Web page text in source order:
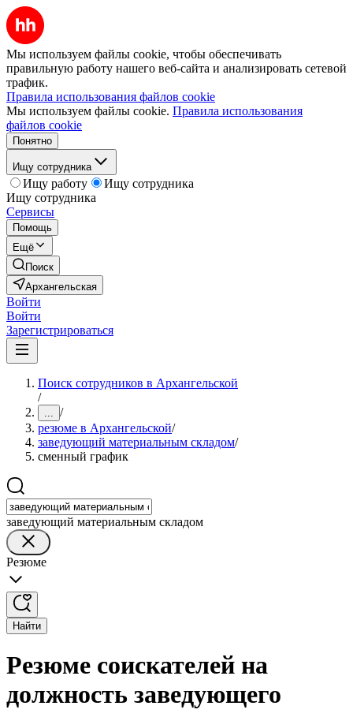
Мы используем файлы cookie, чтобы обеспечивать
правильную работу нашего веб-сайта и анализировать сетевой
трафик.
Правила использования файлов cookie
Мы используем файлы cookie. Правила использования
файлов cookie
Понятно
Ищу сотрудника
Ищу работу
Ищу сотрудника
Ищу сотрудника
Сервисы
Помощь
Ещё
Поиск
Архангельская
Войти
Войти
Зарегистрироваться
Поиск сотрудников в Архангельской
/
... /
резюме в Архангельской/
заведующий материальным складом/
сменный график
заведующий материальным складом
Резюме
Найти
Резюме соискателей на
должность заведующего